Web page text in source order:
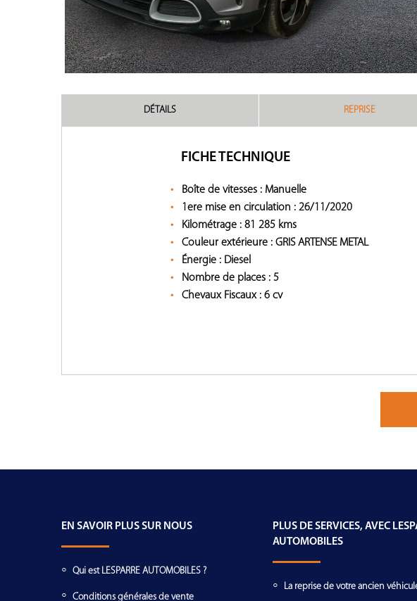
DÉTAILS REPRISE
FICHE TECHNIQUE
Boîte de vitesses : Manuelle
1ere mise en circulation : 26/11/2020
Kilométrage : 81 285 kms
Couleur extérieure : GRIS ARTENSE METAL
Énergie : Diesel
Nombre de places : 5
Chevaux Fiscaux : 6 cv
EN SAVOIR PLUS SUR NOUS
Qui est LESPARRE AUTOMOBILES ?
Conditions générales de vente
PLUS DE SERVICES, AVEC
AUTOMOBILES
La reprise de votre ancien